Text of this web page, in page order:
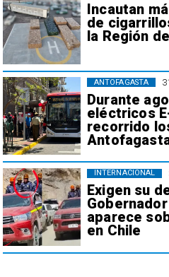
Incautan
de
la Región
Durante
eléctricos
recorrido
ANTOFAGASTA
Exigen su
aparece
en Chile
INTERNACIONAL